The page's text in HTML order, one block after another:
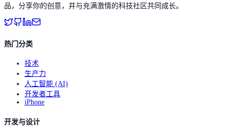
品，分享你的创意，并与充满激情的科技社区共同成长。
热门分类
技术
生产力
人工智能 (AI)
开发者工具
iPhone
开发与设计